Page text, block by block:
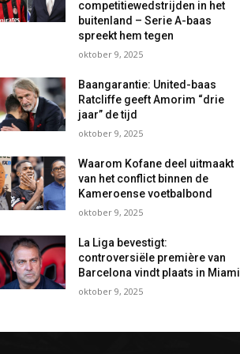
competitiewedstrijden in het
buitenland – Serie A-baas
spreekt hem tegen
oktober 9, 2025
Baangarantie: United-baas
Ratcliffe geeft Amorim “drie
jaar” de tijd
oktober 9, 2025
Waarom Kofane deel uitmaakt
van het conflict binnen de
Kameroense voetbalbond
oktober 9, 2025
La Liga bevestigt:
controversiële première van
Barcelona vindt plaats in Miami
oktober 9, 2025